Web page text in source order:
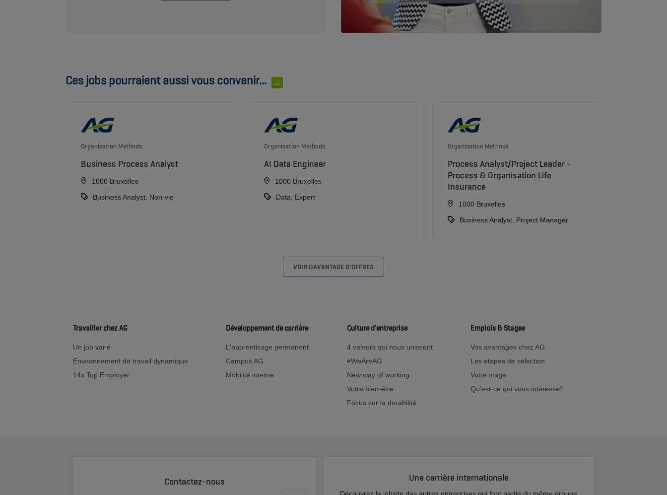
Ces jobs pourraient aussi vous convenir... 12
Organisation Methods
Business Process Analyst
1000 Bruxelles
Business Analyst, Non-vie
Organisation Methods
AI Data Engineer
1000 Bruxelles
Data, Expert
Organisation Methods
Process Analyst/Project Leader -
Process & Organisation Life
Insurance
1000 Bruxelles
Business Analyst, Project Manager
VOIR DAVANTAGE D'OFFRES
Travailler chez AG
Un job varié
Environnement de travail dynamique
14x Top Employer
Développement de carrière
L'apprentisage permanent
Campus AG
Mobilité interne
Culture d'entreprise
4 valeurs qui nous unissent
#WeAreAG
New way of working
Votre bien-être
Focus sur la durabilité
Emplois & Stages
Vos avantages chez AG
Les étapes de sélection
Votre stage
Qu'est-ce qui vous intéresse?
Contactez-nous Une carrière internationale